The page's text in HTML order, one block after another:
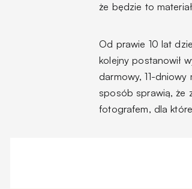
że będzie to
Od prawie 10 lat
kolejny postanowił
darmowy, 11-dniowy
sposób sprawią, że
fotografem, dla